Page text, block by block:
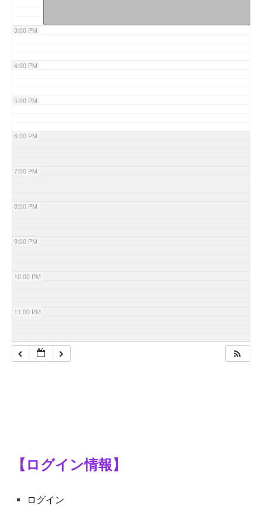
3:00 PM
4:00 PM
5:00 PM
6:00 PM
7:00 PM
8:00 PM
9:00 PM
10:00 PM
11:00 PM
【ログイン情報】
ログイン